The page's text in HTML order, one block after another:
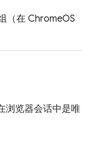
（在 ChromeOS
浏览器会话中是唯